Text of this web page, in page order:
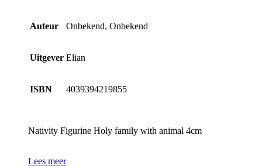
Auteur Onbekend, Onbekend
Uitgever Elian
ISBN 4039394219855
Nativity Figurine Holy family with animal 4cm
Lees meer